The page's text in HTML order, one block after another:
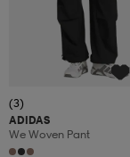
(3)
ADIDAS
We Woven Pant